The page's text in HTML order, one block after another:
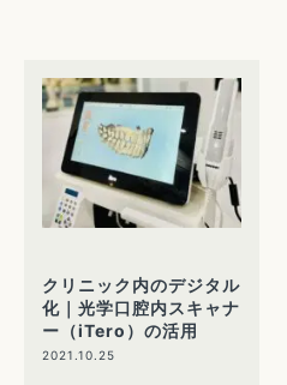
クリニック内のデジタル
化｜光学口腔内スキャナ
ー（iTero）の活用
2021.10.25